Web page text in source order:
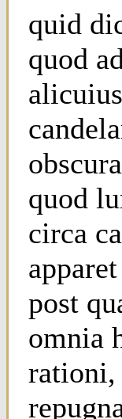
quid
quod
quod
circa
post
omnia
rationi,